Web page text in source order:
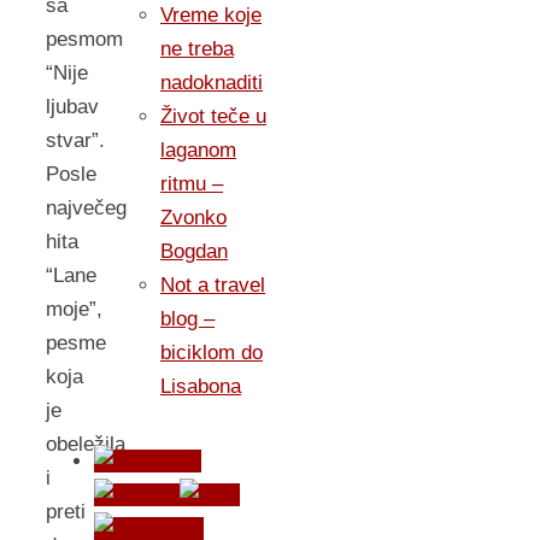
sa
pesmom
“Nije
ljubav
stvar”.
Posle
največeg
hita
“Lane
moje”,
pesme
koja
je
obeležila
i
preti
Vreme koje
ne treba
nadoknaditi
Život teče u
laganom
ritmu –
Zvonko
Bogdan
Not a travel
blog –
biciklom do
Lisabona